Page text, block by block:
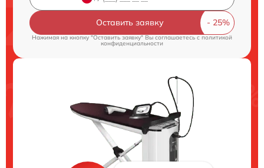
Оставить заявку
Нажимая на кнопку "Оставить заявку" Вы соглашаетесь cполитикой
конфиденциальности